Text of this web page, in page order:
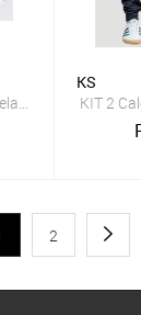
Flanelada
KS
KIT 2
2